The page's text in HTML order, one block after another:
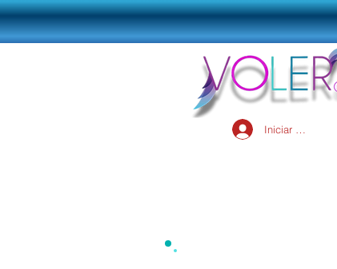
Iniciar sesión